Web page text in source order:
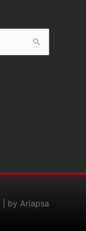
| by Ariapsa